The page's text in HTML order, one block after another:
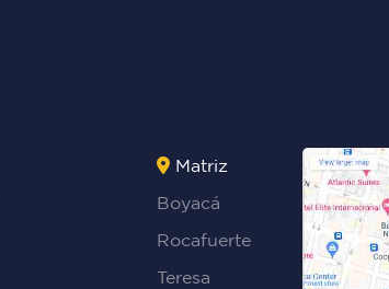
Matriz
Boyacá
Rocafuerte
Teresa